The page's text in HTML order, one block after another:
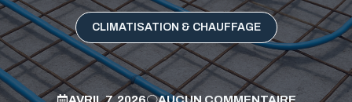
CLIMATISATION & CHAUFFAGE